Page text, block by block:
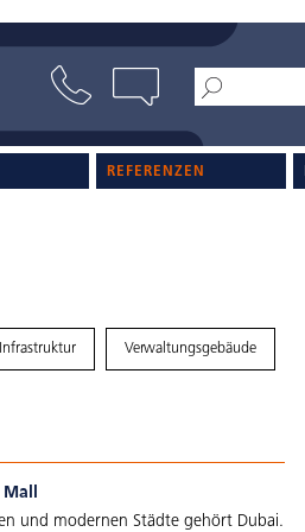
REFERENZEN
Infrastruktur Verwaltungsgebäude
und modernen Städte gehört Dubai.